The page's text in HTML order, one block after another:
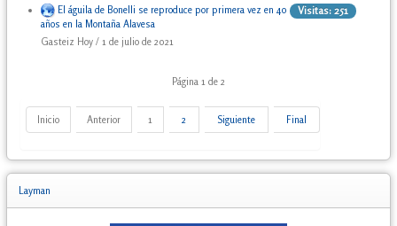
Visitas: 251
El águila de Bonelli se reproduce por primera vez en 40
años en la Montaña Alavesa
Gasteiz Hoy / 1 de julio de 2021
Página 1 de 2
Inicio Anterior 1 2 Siguiente Final
Layman